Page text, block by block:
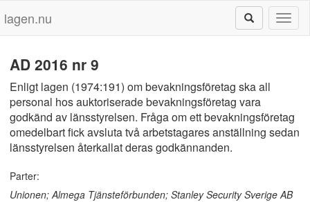
lagen.nu
AD 2016 nr 9
Enligt lagen (1974:191) om bevakningsföretag ska all
personal hos auktoriserade bevakningsföretag vara
godkänd av länsstyrelsen. Fråga om ett bevakningsföretag
omedelbart fick avsluta två arbetstagares anställning sedan
länsstyrelsen återkallat deras godkännanden.
Parter:
Unionen; Almega Tjänsteförbunden; Stanley Security Sverige AB